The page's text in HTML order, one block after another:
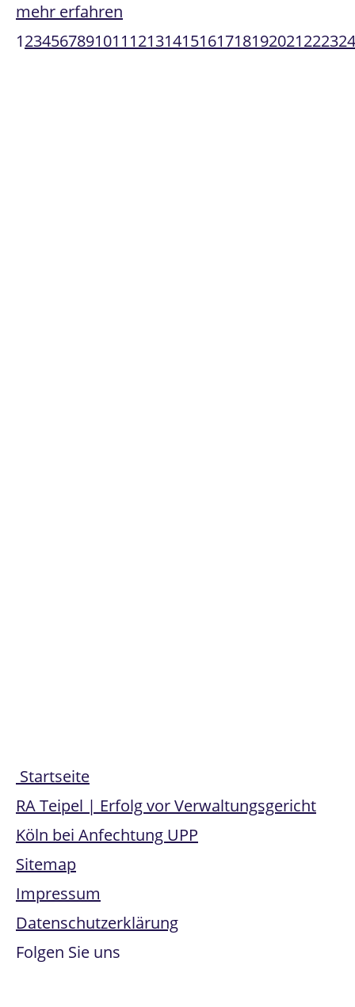
mehr erfahren
1234567891011 12131415161718192021222324
Startseite
RA Teipel | Erfolg vor Verwaltungsgericht
Köln bei Anfechtung UPP
Sitemap
Impressum
Datenschutzerklärung
Folgen Sie uns